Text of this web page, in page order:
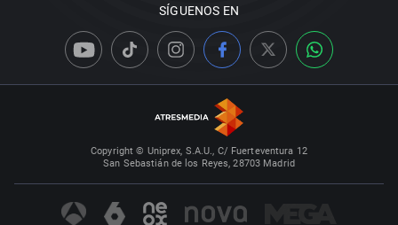
SÍGUENOS EN
Copyright © Uniprex, S.A.U., C/ Fuerteventura 12
San Sebastián de los Reyes, 28703 Madrid